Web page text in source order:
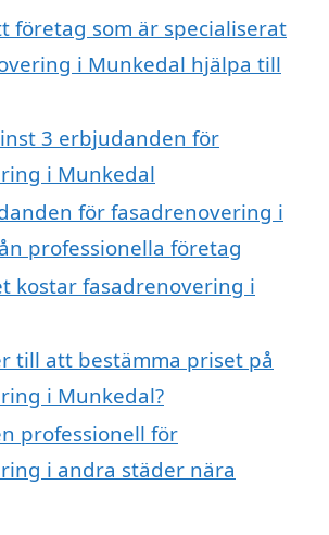
företag som är specialiserat
i Munkedal hjälpa till
3 erbjudanden för
i Munkedal
för fasadrenovering i
professionella företag
kostar fasadrenovering i
till att bestämma priset på
i Munkedal?
professionell för
i andra städer nära